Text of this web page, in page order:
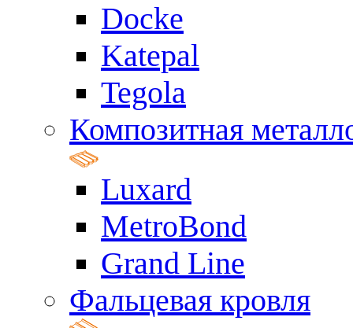
Docke
Katepal
Tegola
Композитная
Luxard
MetroBond
Grand Line
Фальцевая кровля